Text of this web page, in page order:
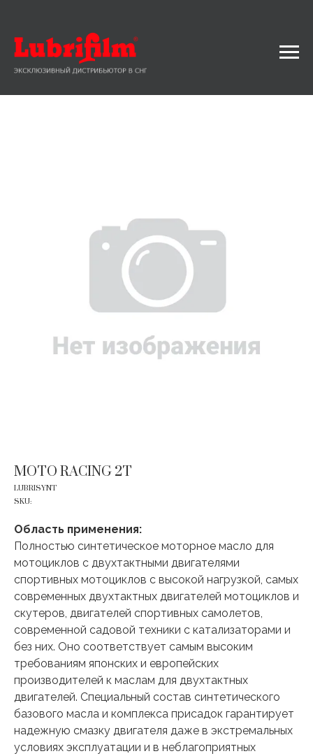
MOTO RACING 2T
LUBRISYNT
SKU:
Область применения:
Полностью синтетическое моторное масло для
мотоциклов с двухтактными двигателями
спортивных мотоциклов с высокой нагрузкой, самых
современных двухтактных двигателей мотоциклов и
скутеров, двигателей спортивных самолетов,
современной садовой техники с катализаторами и
без них. Оно соответствует самым высоким
требованиям японских и европейских
производителей к маслам для двухтактных
двигателей. Специальный состав синтетического
базового масла и комплекса присадок гарантирует
надежную смазку двигателя даже в экстремальных
условиях эксплуатации и в неблагоприятных